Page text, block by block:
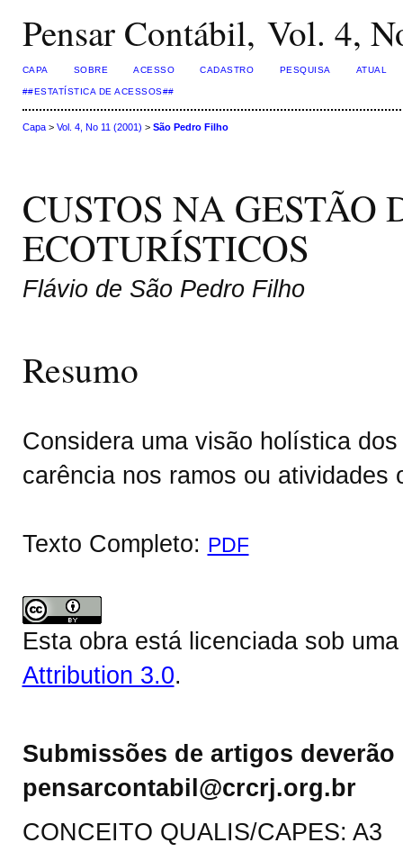
Pensar Contábil, Vol. 4,
CAPA SOBRE ACESSO CADASTRO PESQUISA ATUAL
##ESTATÍSTICA DE ACESSOS##
Capa> Vol. 4, No 11 (2001) > São Pedro Filho
CUSTOS NA GESTÃO
ECOTURÍSTICOS
Flávio de São Pedro Filho
Resumo
Considera uma visão holística
carência nos ramos ou atividades
Texto Completo: PDF
Esta obra está licenciada sob
Attribution 3.0.
Submissões de artigos
pensarcontabil@crcrj.org.br
CONCEITO QUALIS/CAPES: A3